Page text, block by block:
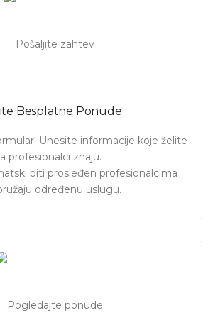
Besplatne Ponude
Unesite informacije koje želite
profesionalci znaju.
biti prosleđen profesionalcima
određenu uslugu.